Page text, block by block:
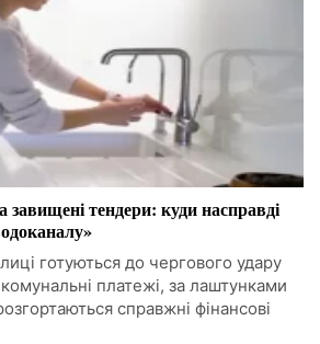
завищені тендери: куди насправді
готуються до чергового удару
платежі, за лаштунками
справжні фінансові